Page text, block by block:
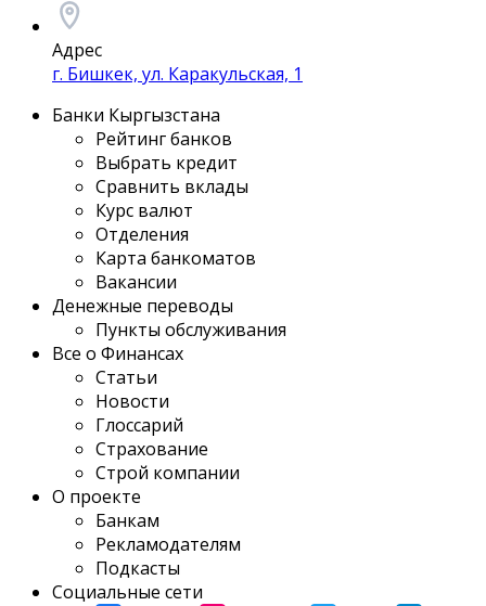
Адрес
г. Бишкек, ул. Каракульская, 1
Банки Кыргызстана
Рейтинг банков
Выбрать кредит
Сравнить вклады
Курс валют
Отделения
Карта банкоматов
Вакансии
Денежные переводы
Пункты обслуживания
Все о Финансах
Статьи
Новости
Глоссарий
Страхование
Строй компании
О проекте
Банкам
Рекламодателям
Подкасты
Социальные сети